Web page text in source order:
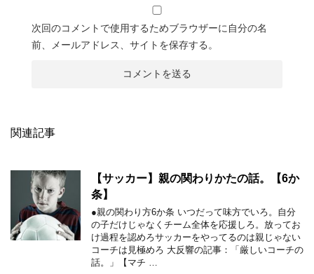
次回のコメントで使用するためブラウザーに自分の名
前、メールアドレス、サイトを保存する。
関連記事
【サッカー】親の関わりかたの話。【6か
条】
●親の関わり方6か条 いつだって味方でいろ。自分
の子だけじゃなくチーム全体を応援しろ。放ってお
け過程を認めろサッカーをやってるのは親じゃない
コーチは見極めろ 大反響の記事：「厳しいコーチの
話。」【マチ …